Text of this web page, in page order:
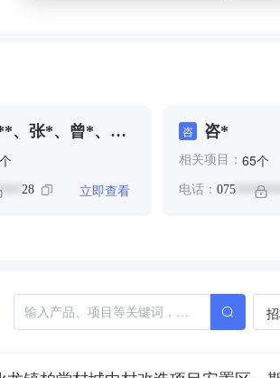
、张*、曾*、肖
个
28 立即查看
咨 咨*
相关项目： 65个
电话： 075